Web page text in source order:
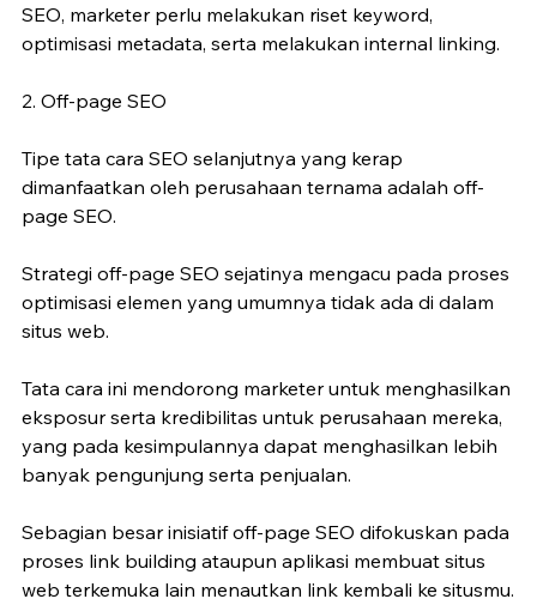
SEO, marketer perlu melakukan riset keyword,
optimisasi metadata, serta melakukan internal linking.
2. Off-page SEO
Tipe tata cara SEO selanjutnya yang kerap
dimanfaatkan oleh perusahaan ternama adalah off-
page SEO.
Strategi off-page SEO sejatinya mengacu pada proses
optimisasi elemen yang umumnya tidak ada di dalam
situs web.
Tata cara ini mendorong marketer untuk menghasilkan
eksposur serta kredibilitas untuk perusahaan mereka,
yang pada kesimpulannya dapat menghasilkan lebih
banyak pengunjung serta penjualan.
Sebagian besar inisiatif off-page SEO difokuskan pada
proses link building ataupun aplikasi membuat situs
web terkemuka lain menautkan link kembali ke situsmu.